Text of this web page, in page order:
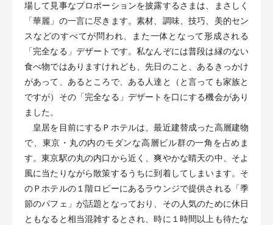
場して見事なプロポーションを披露するさまは、まさしく
「華麗」の一言に尽きます。素材、調味、技巧、美的セン
スなどのすべてが問われ、また一体となって形成される
「完全なる」デザートです。私なんぞには普段は縁のない
食べ物ではありますけれども、先日のこと、あるきっかけ
があって、あるところで、ある人達と（と言っても家族と
ですが）その「完全なる」デザートを口にする機会があり
ました。
皇居を目前にするＰホテルは、最近建替成った高層建物
で、東京・丸の内のモダンな高層ビル群の一角を占めま
す。東京駅の丸の内口から近く、爽やかな晴天の中、そよ
風に当たりながら散策するうちに到着してしまいます。そ
のＰホテルの１階ロビーにあるラウンジで提供される「季
節のパフェ」が話題となっており、その人気のために休日
ともなると相当混雑するとされ、時に１時間以上も待たな